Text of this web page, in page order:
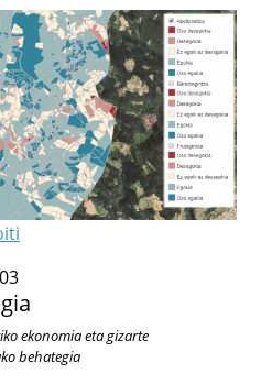
ekonomia eta gizarte
behategia